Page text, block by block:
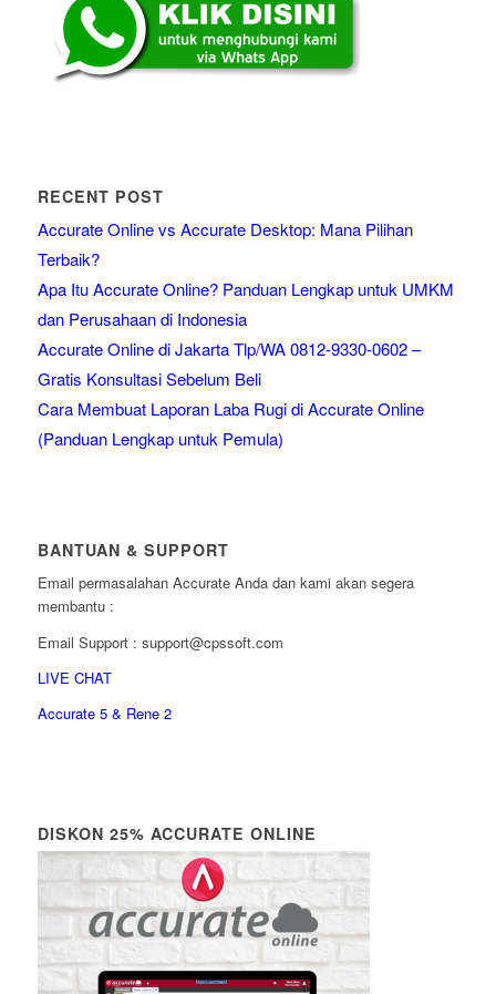
RECENT POST
Accurate Online vs Accurate Desktop: Mana Pilihan
Terbaik?
Apa Itu Accurate Online? Panduan Lengkap untuk UMKM
dan Perusahaan di Indonesia
Accurate Online di Jakarta Tlp/WA 0812-9330-0602 –
Gratis Konsultasi Sebelum Beli
Cara Membuat Laporan Laba Rugi di Accurate Online
(Panduan Lengkap untuk Pemula)
BANTUAN & SUPPORT
Email permasalahan Accurate Anda dan kami akan segera
membantu :
Email Support : support@cpssoft.com
LIVE CHAT
Accurate 5 & Rene 2
DISKON 25% ACCURATE ONLINE